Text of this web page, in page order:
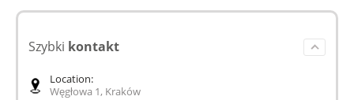
Szybki kontakt
Location:
Węgłowa 1, Kraków